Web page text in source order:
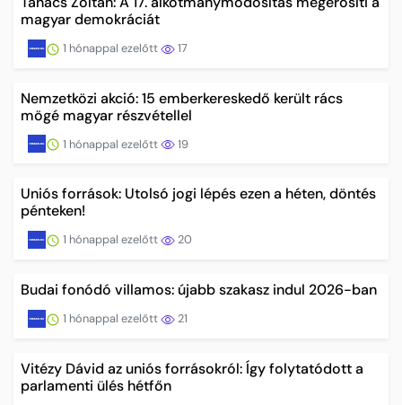
magyar demokráciát
1 hónappal ezelőtt 17
Nemzetközi akció: 15 emberkereskedő került rács
mögé magyar részvétellel
1 hónappal ezelőtt 19
Uniós források: Utolsó jogi lépés ezen a héten, döntés
pénteken!
1 hónappal ezelőtt 20
Budai fonódó villamos: újabb szakasz indul 2026-ban
1 hónappal ezelőtt 21
Vitézy Dávid az uniós forrásokról: Így folytatódott a
parlamenti ülés hétfőn